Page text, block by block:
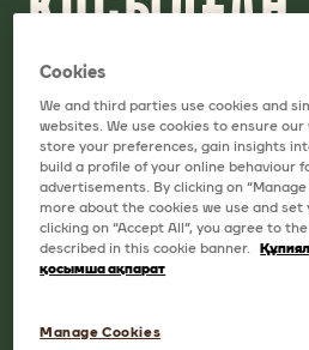
JACOBS
Орман жаңғағының дәмі
тұрпатындағы жаңа
дәндерінің дәмі мен хош
Jacobs табиғи кофесінің
Jacobs Monarch 1-де 3 –
Cookies
We and third parties use cookies and
websites. We use cookies to ensure
store your preferences, gain insights
build a profile of your online behaviour
advertisements. By clicking on
more about the cookies we use and set
clicking on “Accept All”, you agree to
described in this cookie banner.
қосымша ақпарат
Manage Cookies